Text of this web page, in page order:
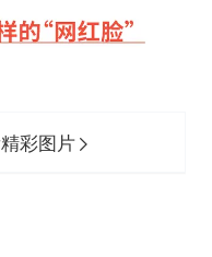
彩图片